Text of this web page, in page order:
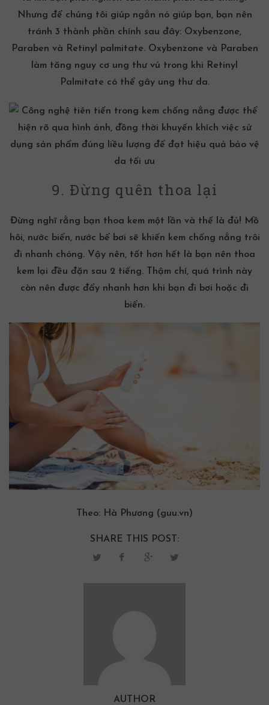
Nhưng để chúng tôi giúp ngắn nó giúp bạn, bạn nên
tránh 3 thành phần chính sau đây: Oxybenzone,
Paraben và Retinyl palmitate. Oxybenzone và Paraben
làm tăng nguy cơ ung thư vú trong khi Retinyl
Palmitate có thể gây ung thư da.
9. Đừng quên thoa lại
Đừng nghĩ rằng bạn thoa kem một lần và thế là đủ! Mồ
hôi, nước biển, nước bể bơi sẽ khiến kem chống nắng trôi
đi nhanh chóng. Vậy nên, tốt hơn hết là bạn nên thoa
kem lại đều đặn sau 2 tiếng. Thậm chí, quá trình này
còn nên được đẩy nhanh hơn khi bạn đi bơi hoặc đi
biển.
Theo: Hà Phương (guu.vn)
SHARE THIS POST:
AUTHOR